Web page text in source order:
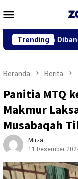
ke
Mobile
Trending
Dibangun
Beranda Berita
Panitia MTQ
Makmur
Musabaqah
Mirza
11 Desember